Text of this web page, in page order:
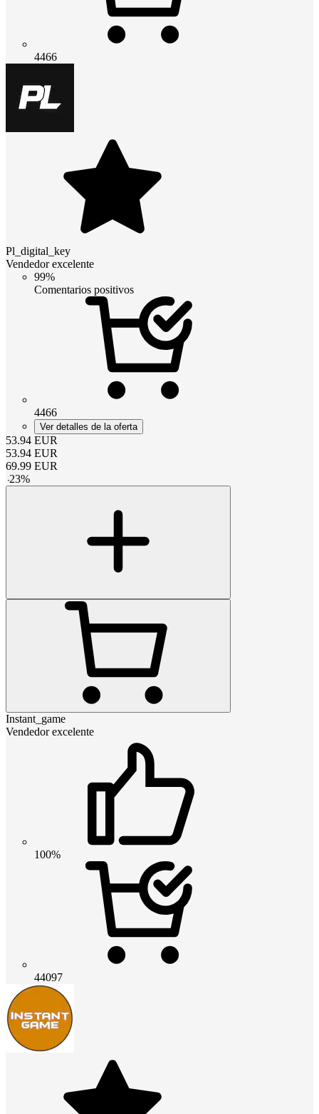
4466
Pl_digital_key
Vendedor excelente
99%
Comentarios positivos
4466
Ver detalles de la oferta
53.94 EUR
53.94 EUR
69.99 EUR
-23%
Instant_game
Vendedor excelente
100%
44097